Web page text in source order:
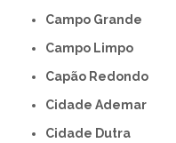
Campo Grande
Campo Limpo
Capão Redondo
Cidade Ademar
Cidade Dutra